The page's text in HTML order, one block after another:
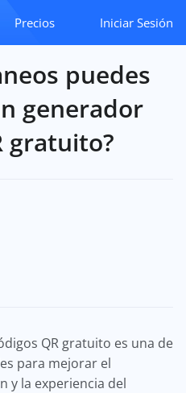
Precios Iniciar Sesión
puedes
generador
gratuito?
QR gratuito es una de
para mejorar el
y la experiencia del